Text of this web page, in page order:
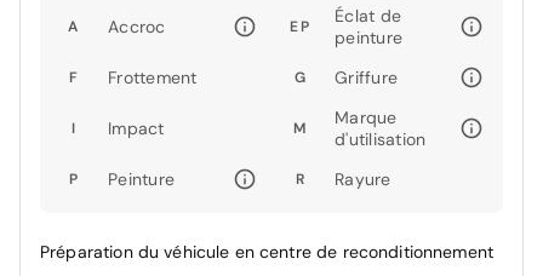
A Accroc EP
Éclat de
peinture
F Frottement G Griffure
I Impact M
Marque
d'utilisation
P Peinture R Rayure
Préparation du véhicule en centre de reconditionnement